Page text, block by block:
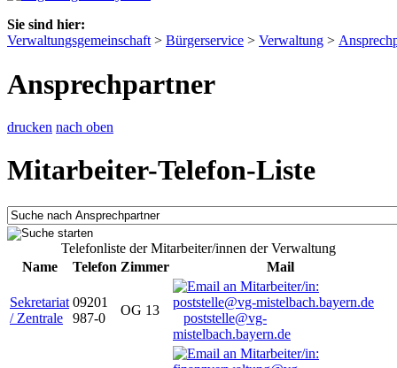
Sie sind hier:
Verwaltungsgemeinschaft > Bürgerservice > Verwaltung >
Ansprechpartner
drucken nach oben
Mitarbeiter-Telefon-Liste
Telefonliste der Mitarbeiter/innen der Verwaltung
Name
Telefon Zimmer Mail
Sekretariat
/ Zentrale
09201
987-0
OG 13
poststelle@vg-
mistelbach.bayern.de